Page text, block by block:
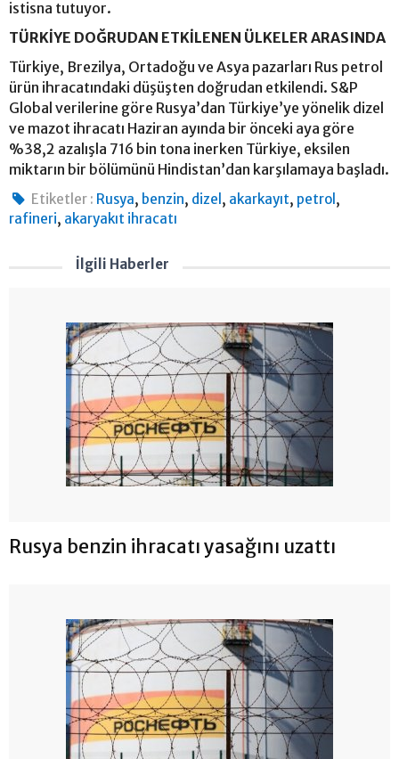
istisna tutuyor.
TÜRKİYE DOĞRUDAN ETKİLENEN ÜLKELER ARASINDA
Türkiye, Brezilya, Ortadoğu ve Asya pazarları Rus petrol
ürün ihracatındaki düşüşten doğrudan etkilendi. S&P
Global verilerine göre Rusya’dan Türkiye’ye yönelik dizel
ve mazot ihracatı Haziran ayında bir önceki aya göre
%38,2 azalışla 716 bin tona inerken Türkiye, eksilen
miktarın bir bölümünü Hindistan’dan karşılamaya başladı.
Etiketler : Rusya, benzin, dizel , akarkayıt, petrol ,
rafineri, akaryakıt ihracatı
İlgili Haberler
Rusya benzin ihracatı yasağını uzattı